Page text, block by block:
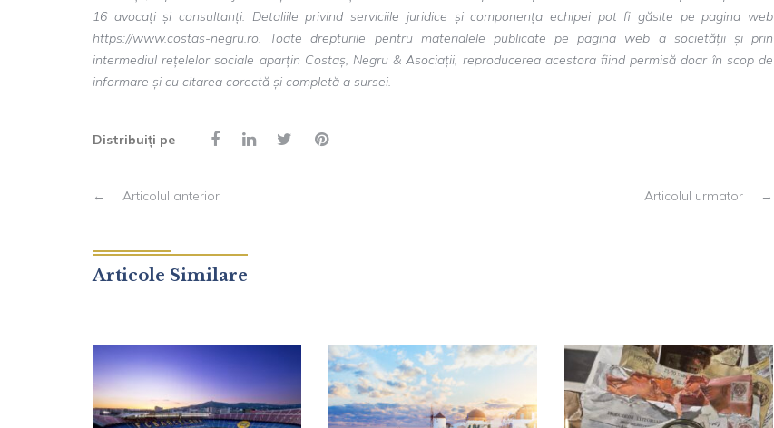
16 avocați și consultanți. Detaliile privind serviciile juridice și componența echipei pot fi găsite pe pagina web
https://www.costas-negru.ro. Toate drepturile pentru materialele publicate pe pagina web a societății și prin
intermediul rețelelor sociale aparțin Costaș, Negru & Asociații, reproducerea acestora fiind permisă doar în scop de
informare și cu citarea corectă și completă a sursei.
Distribuiți pe
← Articolul anterior Articolul urmator →
Articole Similare